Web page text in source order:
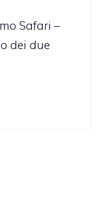
Safari –
dei due